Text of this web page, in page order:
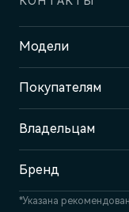
Адрес
Москва,
д. 13
Отдел продаж и
+7 (495) 445-
Модели
Покупателям
Владельцам
Бренд
*Указана